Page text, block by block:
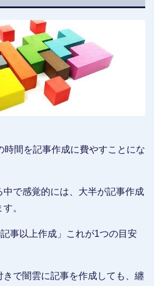
時間を記事作成に費やすことにな
で感覚的には、大半が記事作成
。
事以上作成」これが1つの目安
で闇雲に記事を作成しても、纏